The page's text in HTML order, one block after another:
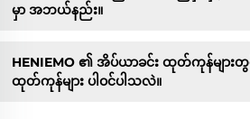
မှာ အဘယ်နည်း။
HENIEMO ၏ အိပ်ယာခင်း ထုတ်ကုန်မျာ
ထုတ်ကုန်များ ပါဝင်ပါသလဲ။